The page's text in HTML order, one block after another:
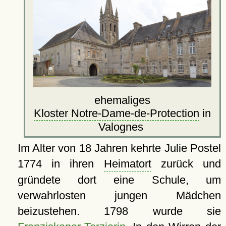
ehemaliges
Kloster Notre-Dame-de-Protection in
Valognes
Im Alter von 18 Jahren kehrte Julie Postel
1774 in ihren Heimatortzurück und
gründete dort eine Schule, um
verwahrlosten jungen Mädchen
beizustehen. 1798 wurde sie